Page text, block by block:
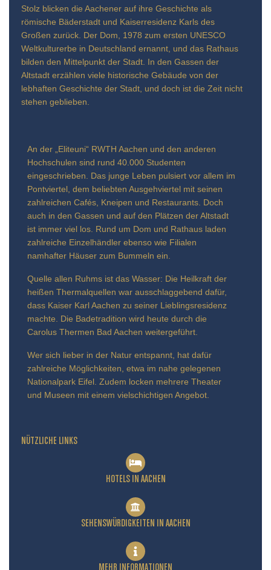
Stolz blicken die Aachener auf ihre Geschichte als
römische Bäderstadt und Kaiserresidenz Karls des
Großen zurück. Der Dom, 1978 zum ersten UNESCO
Weltkulturerbe in Deutschland ernannt, und das Rathaus
bilden den Mittelpunkt der Stadt. In den Gassen der
Altstadt erzählen viele historische Gebäude von der
lebhaften Geschichte der Stadt, und doch ist die Zeit nicht
stehen geblieben.
An der „Eliteuni“ RWTH Aachen und den anderen
Hochschulen sind rund 40.000 Studenten
eingeschrieben. Das junge Leben pulsiert vor allem im
Pontviertel, dem beliebten Ausgehviertel mit seinen
zahlreichen Cafés, Kneipen und Restaurants. Doch
auch in den Gassen und auf den Plätzen der Altstadt
ist immer viel los. Rund um Dom und Rathaus laden
zahlreiche Einzelhändler ebenso wie Filialen
namhafter Häuser zum Bummeln ein.
Quelle allen Ruhms ist das Wasser: Die Heilkraft der
heißen Thermalquellen war ausschlaggebend dafür,
dass Kaiser Karl Aachen zu seiner Lieblingsresidenz
machte. Die Badetradition wird heute durch die
Carolus Thermen Bad Aachen weitergeführt.
Wer sich lieber in der Natur entspannt, hat dafür
zahlreiche Möglichkeiten, etwa im nahe gelegenen
Nationalpark Eifel. Zudem locken mehrere Theater
und Museen mit einem vielschichtigen Angebot.
NÜTZLICHE LINKS
HOTELS IN AACHEN
SEHENSWÜRDIGKEITEN IN AACHEN
MEHR INFORMATIONEN